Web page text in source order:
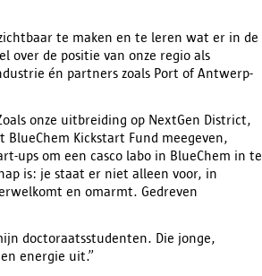
te maken en te leren wat er in de
over de positie van onze regio als
én partners zoals Port of Antwerp-
onze uitbreiding op NextGen District,
Kickstart Fund meegeven,
ups om een casco labo in BlueChem in te
is: je staat er niet alleen voor, in
en omarmt. Gedreven
doctoraatsstudenten. Die jonge,
energie uit.”